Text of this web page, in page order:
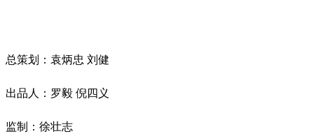
总策划：袁炳忠 刘健
出品人：罗毅 倪四义
监制：徐壮志